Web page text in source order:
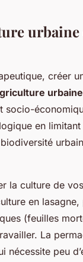
créer
urbaine
socio-
en
la culture de
en
(feuilles
La
nécessite peu